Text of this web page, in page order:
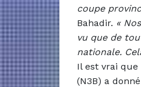
coupe
Bahadir. «
vu que de
nationale.
Il est vrai
(N3B) a